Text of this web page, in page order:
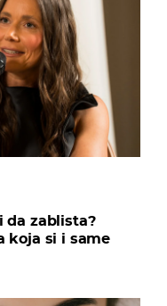
da zablista?
koja si i same